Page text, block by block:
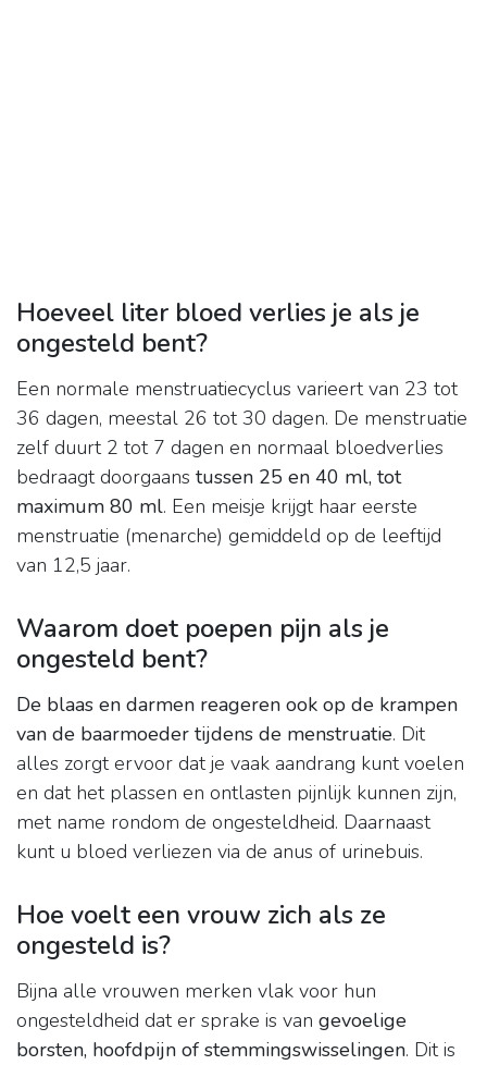
Hoeveel liter bloed verlies je als je
ongesteld bent?
Een normale menstruatiecyclus varieert van 23 tot
36 dagen, meestal 26 tot 30 dagen. De menstruatie
zelf duurt 2 tot 7 dagen en normaal bloedverlies
bedraagt doorgaans tussen 25 en 40 ml, tot
maximum 80 ml. Een meisje krijgt haar eerste
menstruatie (menarche) gemiddeld op de leeftijd
van 12,5 jaar.
Waarom doet poepen pijn als je
ongesteld bent?
De blaas en darmen reageren ook op de krampen
van de baarmoeder tijdens de menstruatie. Dit
alles zorgt ervoor dat je vaak aandrang kunt voelen
en dat het plassen en ontlasten pijnlijk kunnen zijn,
met name rondom de ongesteldheid. Daarnaast
kunt u bloed verliezen via de anus of urinebuis.
Hoe voelt een vrouw zich als ze
ongesteld is?
Bijna alle vrouwen merken vlak voor hun
ongesteldheid dat er sprake is van gevoelige
borsten, hoofdpijn of stemmingswisselingen. Dit is